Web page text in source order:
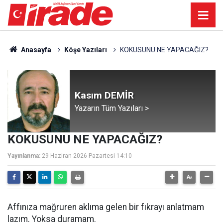
Anasayfa Köşe Yazıları KOKUSUNU NE YAPACAĞIZ?
Kasım DEMİR
Yazarın Tüm Yazıları >
KOKUSUNU NE YAPACAĞIZ?
Yayınlanma: 29 Haziran 2026 Pazartesi 14:10
Affınıza mağruren aklıma gelen bir fıkrayı anlatmam
lazım. Yoksa duramam.